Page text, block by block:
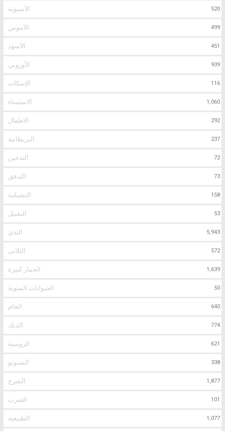
الآسيوية 520
الأبنوس 499
الأسود 451
الأوروبي 939
الإسكات 116
الاستمناء 1,060
الاطفال 292
البريطانية 237
التدخين 72
التدفق 73
التشيكية 158
التقبيل 53
الثدي 5,943
الثلاثي 572
الحمار كبيرة 1,639
الحيوانات المنوية 50
الخام 640
الديك 774
الروسية 621
السنونو 338
الشرج 1,877
الضرب 101
الطبيعية 1,077